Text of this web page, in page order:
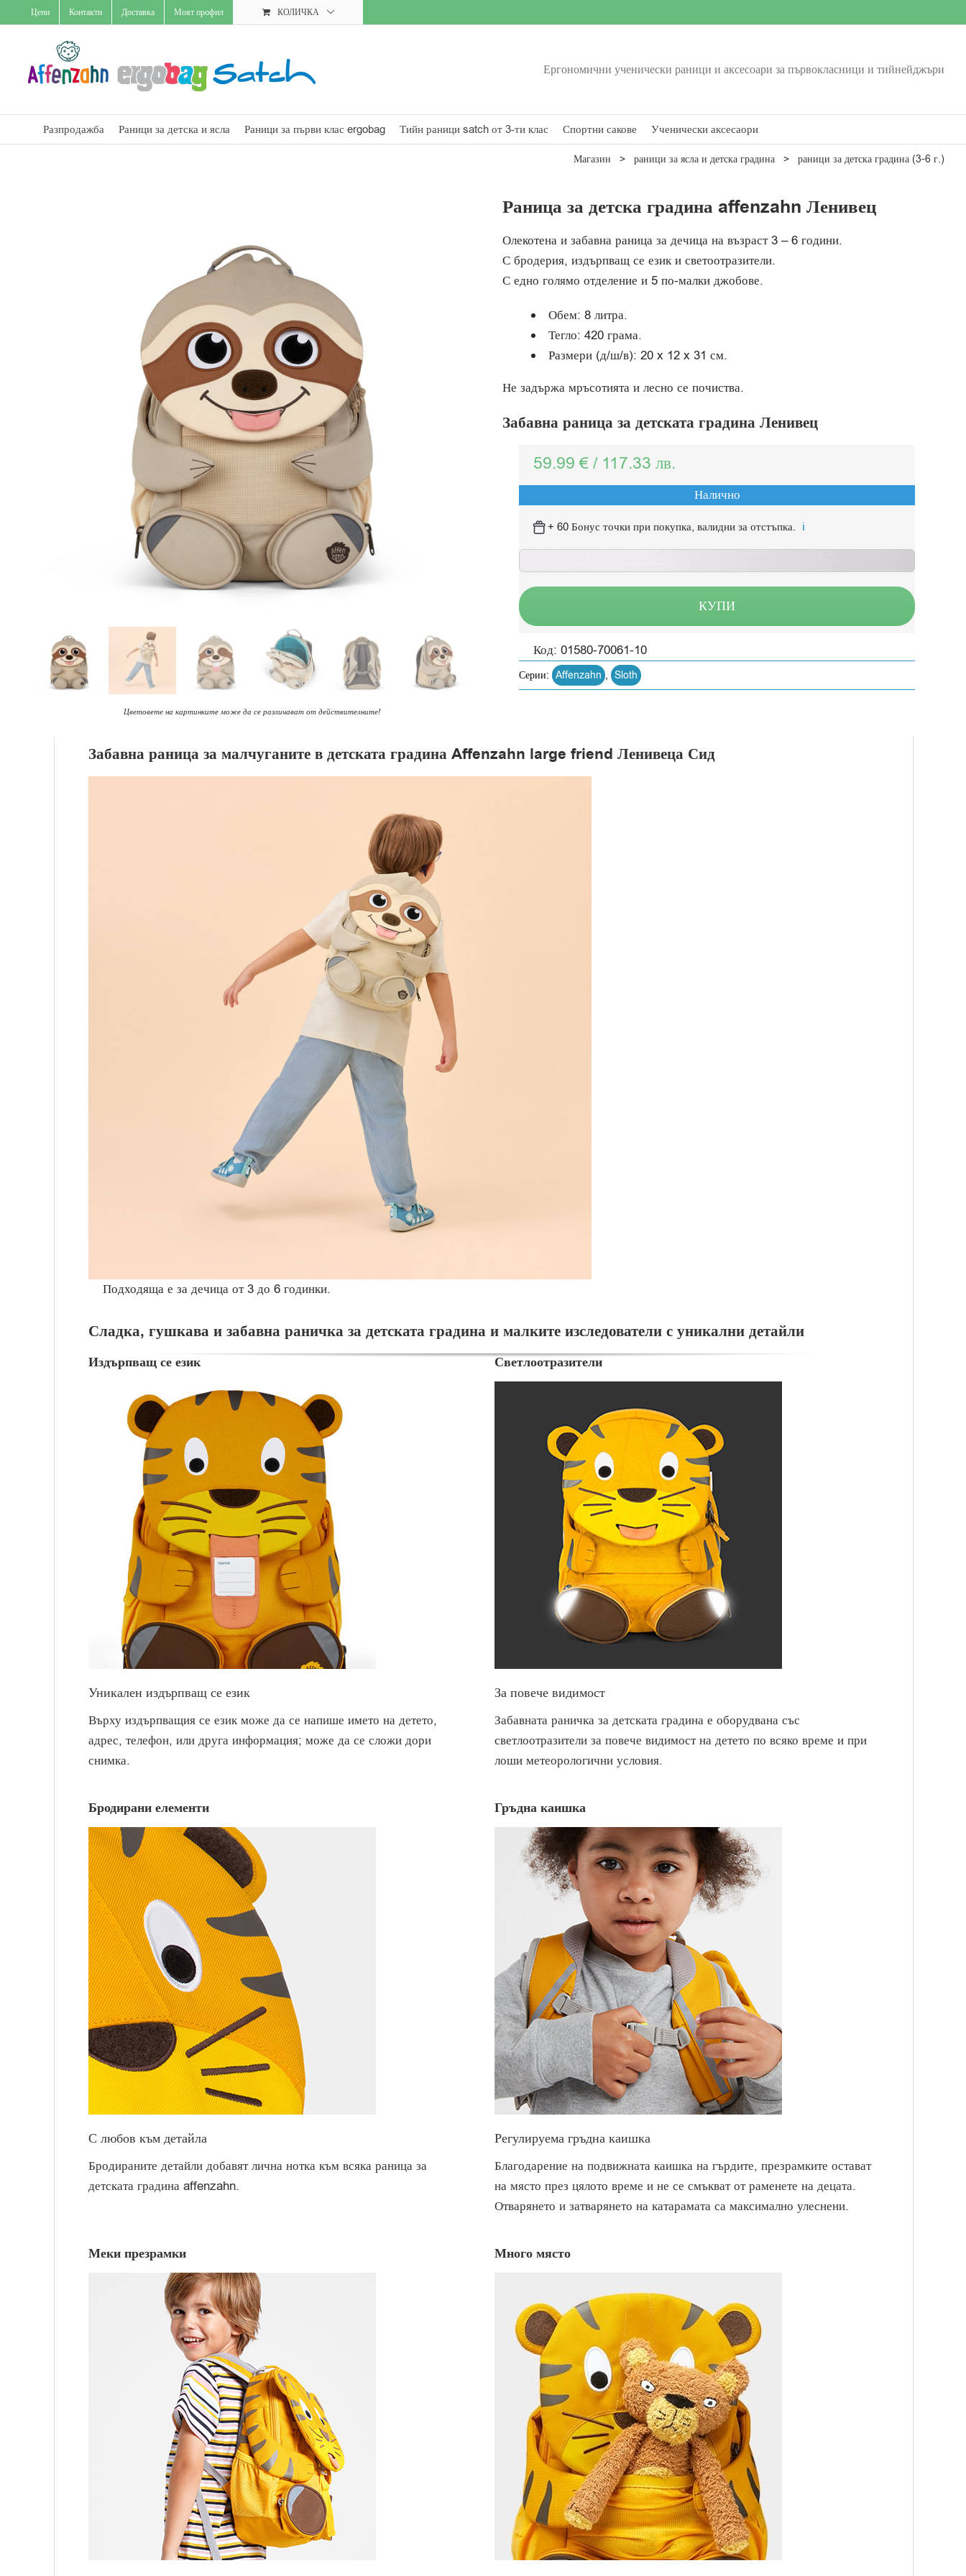
to
Цени Контакти Доставка Моят профил КОЛИЧКА
Ергономични ученически раници и аксесоари за първокласници и тийнейджъри
Разпродажба Раници за детска и ясла Раници за първи клас ergobag Тийн раници satch от 3-ти клас Спортни сакове Ученически аксесаори
Магазин > раници за ясла и детска градина > раници за детска градина (3-6 г.)
Цветовете на картинките може да се различават от действителните!
Раница за детска градина affenzahn Ленивец
Олекотена и забавна раница за дечица на възраст 3 – 6 години.
С бродерия, издърпващ се език и светоотразители.
С едно голямо отделение и 5 по-малки джобове.
Обем: 8 литра.
Тегло: 420 грама.
Размери (д/ш/в): 20 x 12 x 31 см.
Не задържа мръсотията и лесно се почиства.
Забавна раница за детската градина Ленивец
59.99€ / 117.33лв.
Налично
+ 60 Бонус точки при покупка, валидни за отстъпка. ℹ️
КУПИ
Код:01580-70061-10
Серии: Affenzahn , Sloth
Забавна раница за малчуганите в детската градина Affenzahn large friend Ленивеца Сид
Подходяща е за дечица от 3 до 6 годинки.
Сладка, гушкава и забавна раничка за детската градина и малките изследователи с уникални детайли
Издърпващ се език
Уникален издърпващ се език
Върху издърпващия се език може да се напише името на детето,
адрес, телефон, или друга информация; може да се сложи дори
снимка.
Светлоотразители
За повече видимост
Забавната раничка за детската градина е оборудвана със
светлоотразители за повече видимост на детето по всяко време и при
лоши метеорологични условия.
Бродирани елементи
С любов към детайла
Бродираните детайли добавят лична нотка към всяка раница за
детската градина affenzahn.
Гръдна каишка
Регулируема гръдна каишка
Благодарение на подвижната каишка на гърдите, презрамките остават
на място през цялото време и не се смъкват от раменете на децата.
Отварянето и затварянето на катарамата са максимално улеснени.
Меки презрамки Много място